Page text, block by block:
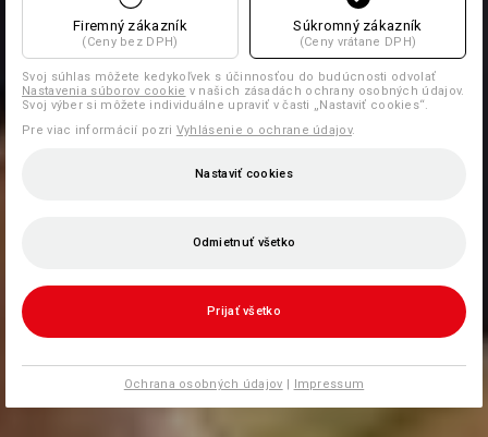
Firemný zákazník
(Ceny bez DPH)
Súkromný zákazník
(Ceny vrátane DPH)
Svoj súhlas môžete kedykoľvek s účinnosťou do budúcnosti odvolať
Nastavenia súborov cookie v našich zásadách ochrany osobných údajov.
Svoj výber si môžete individuálne upraviť v časti „Nastaviť cookies“.
Pre viac informácií pozri Vyhlásenie o ochrane údajov.
Nastaviť cookies
Odmietnuť všetko
Prijať všetko
Ochrana osobných údajov | Impressum